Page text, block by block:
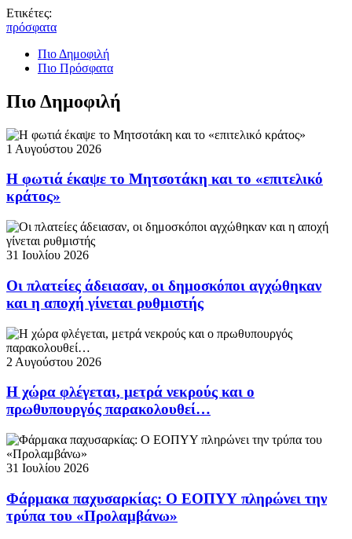
Ετικέτες:
πρόσφατα
Πιο Δημοφιλή
Πιο Πρόσφατα
Πιο Δημοφιλή
1 Αυγούστου 2026
Η φωτιά έκαψε το Μητσοτάκη και το «επιτελικό
κράτος»
31 Ιουλίου 2026
Οι πλατείες άδειασαν, οι δημοσκόποι αγχώθηκαν
και η αποχή γίνεται ρυθμιστής
2 Αυγούστου 2026
Η χώρα φλέγεται, μετρά νεκρούς και ο
πρωθυπουργός παρακολουθεί…
31 Ιουλίου 2026
Φάρμακα παχυσαρκίας: Ο ΕΟΠΥΥ πληρώνει την
τρύπα του «Προλαμβάνω»